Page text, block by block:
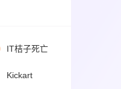
IT桔子死亡
Kickart